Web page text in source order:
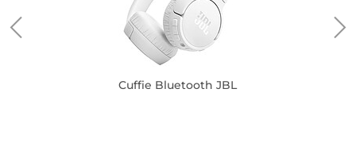
Cuffie Bluetooth JBL